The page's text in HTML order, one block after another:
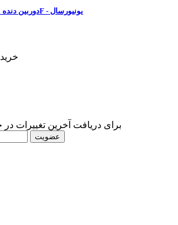
دوربین دنده عقب - پرفکت 011F - یونیورسال
برای دریافت آخرین تغییرات
عضویت